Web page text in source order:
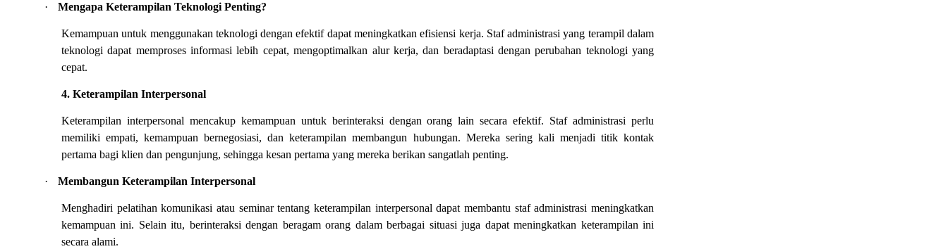
· Mengapa Keterampilan Teknologi Penting?
Kemampuan untuk menggunakan teknologi dengan efektif dapat meningkatkan efisiensi kerja. Staf administrasi yang terampil dalam
teknologi dapat memproses informasi lebih cepat, mengoptimalkan alur kerja, dan beradaptasi dengan perubahan teknologi yang
cepat.
4. Keterampilan Interpersonal
Keterampilan interpersonal mencakup kemampuan untuk berinteraksi dengan orang lain secara efektif. Staf administrasi perlu
memiliki empati, kemampuan bernegosiasi, dan keterampilan membangun hubungan. Mereka sering kali menjadi titik kontak
pertama bagi klien dan pengunjung, sehingga kesan pertama yang mereka berikan sangatlah penting.
· Membangun Keterampilan Interpersonal
Menghadiri pelatihan komunikasi atau seminar tentang keterampilan interpersonal dapat membantu staf administrasi meningkatkan
kemampuan ini. Selain itu, berinteraksi dengan beragam orang dalam berbagai situasi juga dapat meningkatkan keterampilan ini
secara alami.